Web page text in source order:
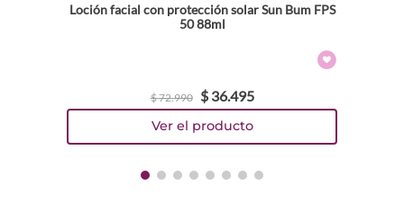
Loción facial con protección solar Sun Bum FPS
50 88ml
$72.990 $ 36.495